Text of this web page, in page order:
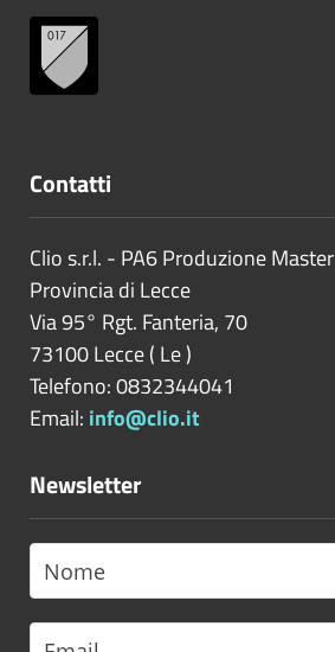
Contatti
Clio s.r.l. - PA6 Produzione Master
Provincia di Lecce
Via 95° Rgt. Fanteria, 70
73100Lecce( Le)
Telefono: 0832344041
Email: info@clio.it
Newsletter